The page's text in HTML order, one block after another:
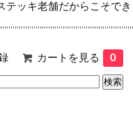
ッキ老舗だからこそで
カートを見る 0